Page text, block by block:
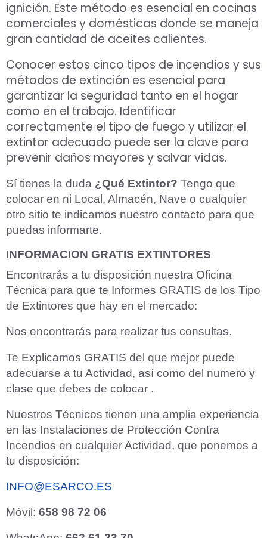
ignición. Este método es esencial en cocinas
comerciales y domésticas donde se maneja
gran cantidad de aceites calientes.
Conocer estos cinco tipos de incendios y sus
métodos de extinción es esencial para
garantizar la seguridad tanto en el hogar
como en el trabajo. Identificar
correctamente el tipo de fuego y utilizar el
extintor adecuado puede ser la clave para
prevenir daños mayores y salvar vidas.
Sí tienes la duda ¿Qué Extintor? Tengo que
colocar en ni Local, Almacén, Nave o cualquier
otro sitio te indicamos nuestro contacto para que
puedas informarte.
INFORMACION GRATIS EXTINTORES
Encontrarás a tu disposición nuestra Oficina
Técnica para que te Informes GRATIS de los Tipo
de Extintores que hay en el mercado:
Nos encontrarás para realizar tus consultas.
Te Explicamos GRATIS del que mejor puede
adecuarse a tu Actividad, así como del numero y
clase que debes de colocar .
Nuestros Técnicos tienen una amplia experiencia
en las Instalaciones de Protección Contra
Incendios en cualquier Actividad, que ponemos a
tu disposición:
INFO@ESARCO.ES
Móvil: 658 98 72 06
Aceptar Política Privacidad*
Solicitar Asesoramiento